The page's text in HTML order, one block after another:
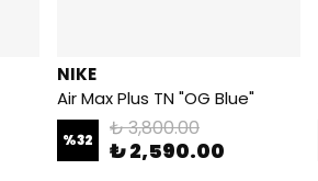
NIKE
Air Max Plus TN "OG Blue"
%32 ₺ 3,800.00
₺ 2,590.00